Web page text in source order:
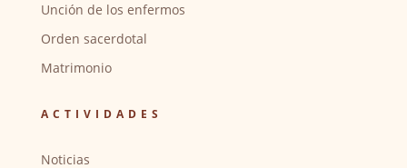
Unción de los enfermos
Orden sacerdotal
Matrimonio
ACTIVIDADES
Noticias